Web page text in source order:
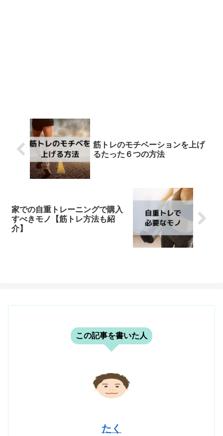
筋トレのモチベーションを上げ
るたった６つの方法
家での自重トレーニングで購入
すべきモノ【筋トレ方法も紹
介】
この記事を書いた人
たく